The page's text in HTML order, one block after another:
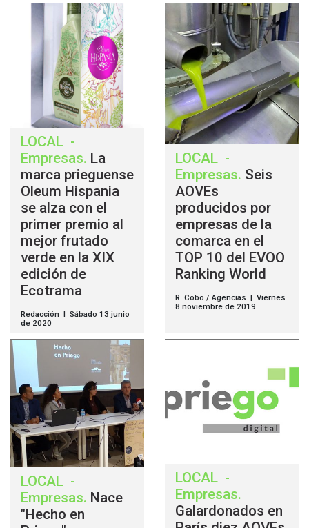
LOCAL -
Empresas. La
marca prieguense
Oleum Hispania
se alza con el
primer premio al
mejor frutado
verde en la XIX
edición de
Ecotrama
Redacción | Sábado 13 junio
de 2020
LOCAL -
Empresas. Seis
AOVEs
producidos por
empresas de la
comarca en el
TOP 10 del EVOO
Ranking World
R. Cobo / Agencias | Viernes
8 noviembre de 2019
LOCAL -
Empresas. Nace
"Hecho en
LOCAL -
Empresas.
Galardonados en